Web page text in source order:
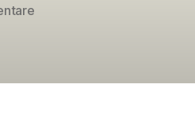
zu
5: